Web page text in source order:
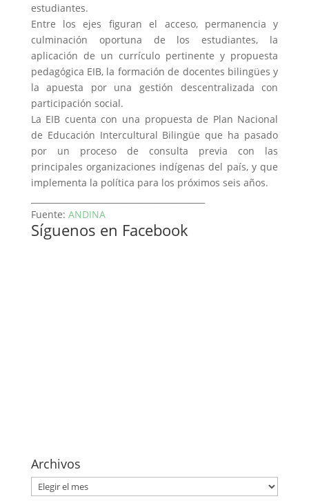
estudiantes.
Entre los ejes figuran el acceso, permanencia y
culminación oportuna de los estudiantes, la
aplicación de un currículo pertinente y propuesta
pedagógica EIB, la formación de docentes bilingües y
la apuesta por una gestión descentralizada con
participación social.
La EIB cuenta con una propuesta de Plan Nacional
de Educación Intercultural Bilingüe que ha pasado
por un proceso de consulta previa con las
principales organizaciones indígenas del país, y que
implementa la política para los próximos seis años.
Fuente: ANDINA
Síguenos en Facebook
Archivos
Archivos